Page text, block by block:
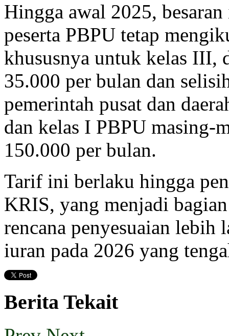
Hingga awal 2025,
peserta PBPU tetap
khususnya untuk kelas III,
35.000 per bulan dan
pemerintah pusat dan
dan kelas I PBPU masing-
150.000 per bulan.
Tarif ini berlaku hingga
KRIS, yang menjadi
rencana penyesuaian
iuran pada 2026 yang
Berita Tekait